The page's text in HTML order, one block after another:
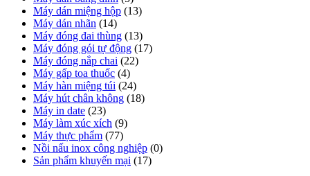
Máy dán miệng hộp (13)
Máy dán nhãn (14)
Máy đóng đai thùng (13)
Máy đóng gói tự động (17)
Máy đóng nắp chai (22)
Máy gấp toa thuốc (4)
Máy hàn miệng túi (24)
Máy hút chân không (18)
Máy in date (23)
Máy làm xúc xích (9)
Máy thực phẩm (77)
Nồi nấu inox công nghiệp (0)
Sản phẩm khuyến mại (17)